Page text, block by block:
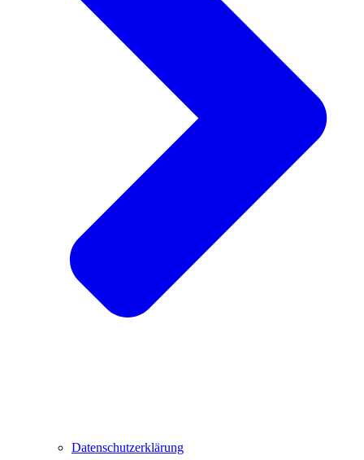
Datenschutzerklärung